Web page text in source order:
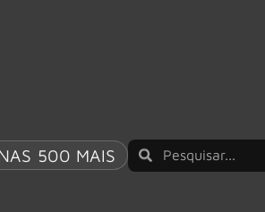
500 MAIS